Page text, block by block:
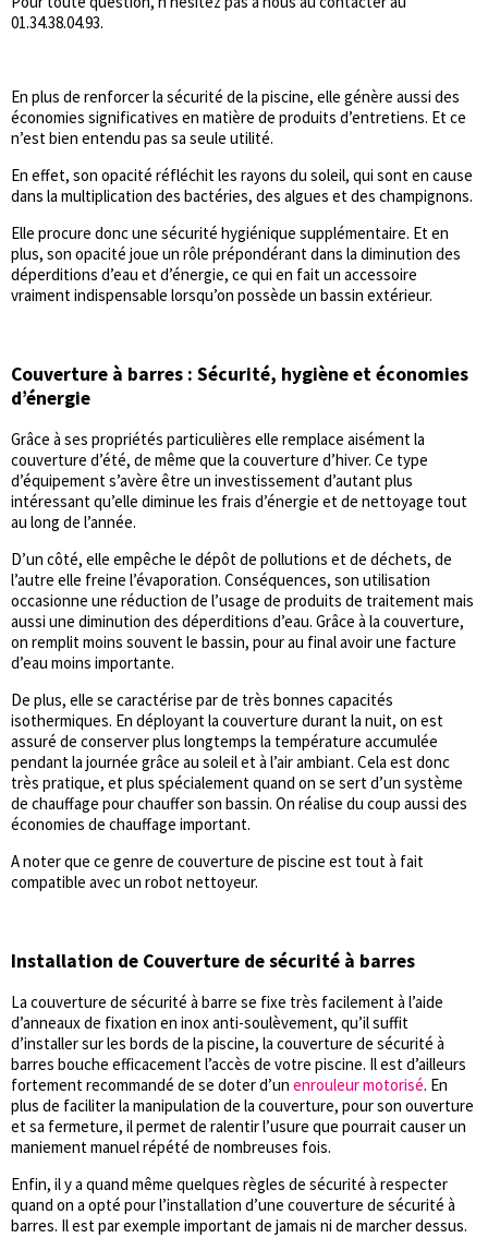
01.34.38.04.93.
En plus de renforcer la sécurité de la piscine, elle génère aussi des
économies significatives en matière de produits d’entretiens. Et ce
n’est bien entendu pas sa seule utilité.
En effet, son opacité réfléchit les rayons du soleil, qui sont en cause
dans la multiplication des bactéries, des algues et des champignons.
Elle procure donc une sécurité hygiénique supplémentaire. Et en
plus, son opacité joue un rôle prépondérant dans la diminution des
déperditions d’eau et d’énergie, ce qui en fait un accessoire
vraiment indispensable lorsqu’on possède un bassin extérieur.
Couverture à barres : Sécurité, hygiène et économies
d’énergie
Grâce à ses propriétés particulières elle remplace aisément la
couverture d’été, de même que la couverture d’hiver. Ce type
d’équipement s’avère être un investissement d’autant plus
intéressant qu’elle diminue les frais d’énergie et de nettoyage tout
au long de l’année.
D’un côté, elle empêche le dépôt de pollutions et de déchets, de
l’autre elle freine l’évaporation. Conséquences, son utilisation
occasionne une réduction de l’usage de produits de traitement mais
aussi une diminution des déperditions d’eau. Grâce à la couverture,
on remplit moins souvent le bassin, pour au final avoir une facture
d’eau moins importante.
De plus, elle se caractérise par de très bonnes capacités
isothermiques. En déployant la couverture durant la nuit, on est
assuré de conserver plus longtemps la température accumulée
pendant la journée grâce au soleil et à l’air ambiant. Cela est donc
très pratique, et plus spécialement quand on se sert d’un système
de chauffage pour chauffer son bassin. On réalise du coup aussi des
économies de chauffage important.
A noter que ce genre de couverture de piscine est tout à fait
compatible avec un robot nettoyeur.
Installation de Couverture de sécurité à barres
La couverture de sécurité à barre se fixe très facilement à l’aide
d’anneaux de fixation en inox anti-soulèvement, qu’il suffit
d’installer sur les bords de la piscine, la couverture de sécurité à
barres bouche efficacement l’accès de votre piscine. Il est d’ailleurs
fortement recommandé de se doter d’un enrouleur motorisé. En
plus de faciliter la manipulation de la couverture, pour son ouverture
et sa fermeture, il permet de ralentir l’usure que pourrait causer un
maniement manuel répété de nombreuses fois.
Enfin, il y a quand même quelques règles de sécurité à respecter
quand on a opté pour l’installation d’une couverture de sécurité à
barres. Il est par exemple important de jamais ni de marcher dessus.